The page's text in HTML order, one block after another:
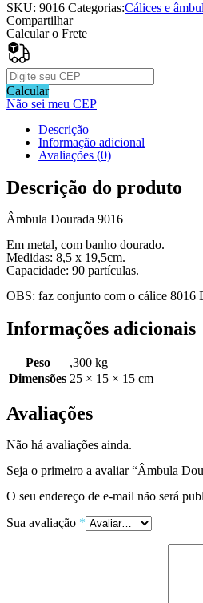
SKU: 9016 Categorias:Cálices e
Compartilhar
Calcular o Frete
Calcular
Não sei meu CEP
Descrição
Informação adicional
Avaliações (0)
Descrição do produto
Âmbula Dourada 9016
Em metal, com banho dourado.
Medidas: 8,5 x 19,5cm.
Capacidade: 90 partículas.
OBS: faz conjunto com o cálice 8016
Informações adicionais
Peso
,300 kg
Dimensões 25 × 15 × 15 cm
Avaliações
Não há avaliações ainda.
Seja o primeiro a avaliar “Âmbula
O seu endereço de e-mail não será
Sua avaliação *